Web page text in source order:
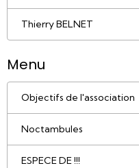
Thierry BELNET
Menu
Objectifs de l'association
Noctambules
ESPECE DE !!!